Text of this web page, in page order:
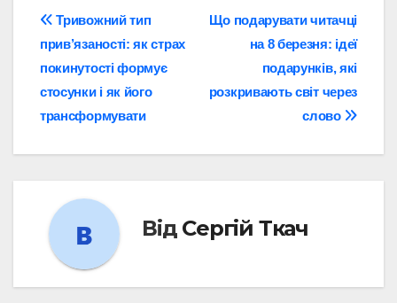
Навігація
записів
Що подарувати читачці
на 8 березня: ідеї
подарунків, які
розкривають світ через
слово
Тривожний тип
прив’язаності: як страх
покинутості формує
стосунки і як його
трансформувати
Від Сергій Ткач